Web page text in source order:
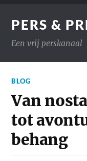
PERS &
Een vrij perskanaal
BLOG
Van
tot
behang